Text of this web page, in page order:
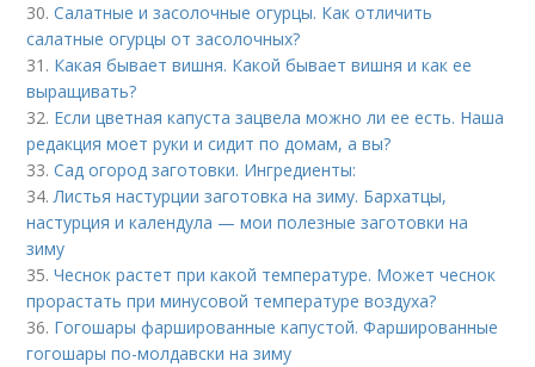
30.Салатные и засолочные огурцы. Как отличить
салатные огурцы от засолочных?
31. Какая бывает вишня. Какой бывает вишня и как ее
выращивать?
32. Если цветная капуста зацвела можно ли ее есть. Наша
редакция моет руки и сидит по домам, а вы?
33.Сад огород заготовки. Ингредиенты:
34.Листья настурции заготовка на зиму. Бархатцы,
настурция и календула — мои полезные заготовки на
зиму
35.Чеснок растет при какой температуре. Может чеснок
прорастать при минусовой температуре воздуха?
36. Гогошары фаршированные капустой. Фаршированные
гогошары по-молдавски на зиму